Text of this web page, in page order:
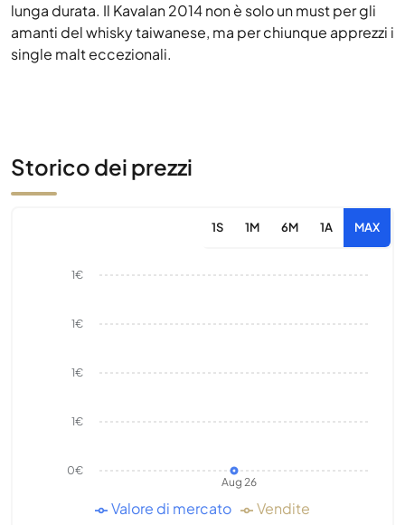
lunga durata. Il Kavalan 2014 non è solo un must per gli
amanti del whisky taiwanese, ma per chiunque apprezzi i
single malt eccezionali.
Storico dei prezzi
1S 1M 6M 1A MAX
Aug 26
0€
1€
1€
1€
1€
Valore di mercato Vendite